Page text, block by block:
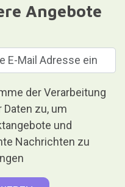
Angebote
der Verarbeitung
Daten zu, um
und
Nachrichten zu